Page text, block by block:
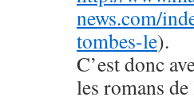
news.com/
tombes-le).
C’est donc
les romans